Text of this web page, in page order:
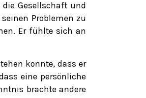
Gesellschaft und
Problemen zu
Er fühlte sich an
konnte, dass er
eine persönliche
brachte andere